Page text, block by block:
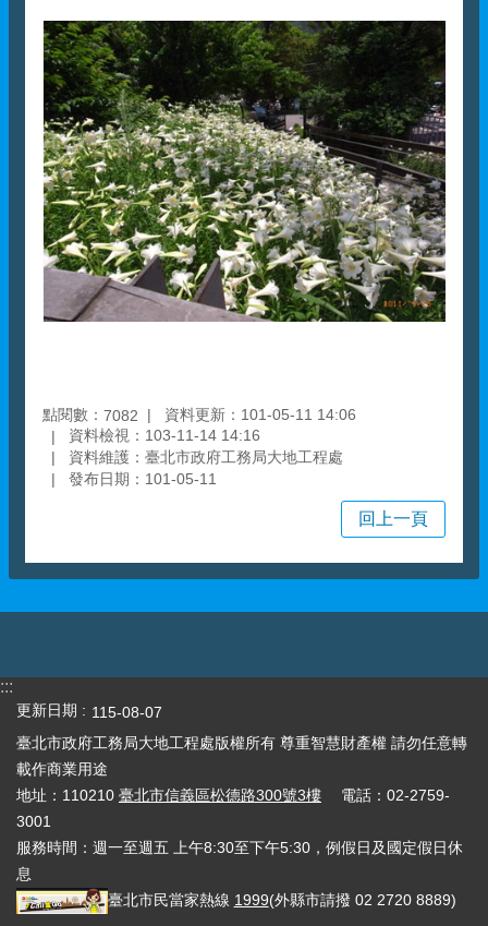
點閱數： 7082
資料更新：101-05-11 14:06
資料檢視：103-11-14 14:16
資料維護：臺北市政府工務局大地工程處
發布日期：101-05-11
回上一頁
:::
更新日期
115-08-07
臺北市政府工務局大地工程處版權所有 尊重智慧財產權 請勿任意轉
載作商業用途
地址：110210 臺北市信義區松德路300號3樓 電話：02-2759-
3001
服務時間：週一至週五 上午8:30至下午5:30，例假日及國定假日休
息
臺北市民當家熱線 1999(外縣市請撥 02 2720 8889)